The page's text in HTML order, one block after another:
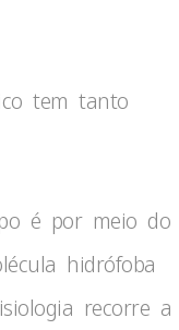
tem tanto
é por meio do
hidrófoba
recorre a